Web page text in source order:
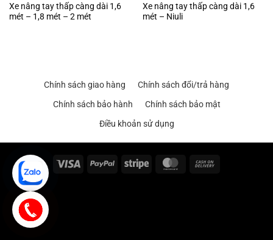
Xe nâng tay thấp càng dài 1,6
mét – 1,8 mét – 2 mét
Xe nâng tay thấp càng dài 1,6
mét – Niuli
Chính sách giao hàng
Chính sách đổi/trả hàng
Chính sách bảo hành
Chính sách bảo mật
Điều khoản sử dụng
Visa PayPal Stripe MasterCard